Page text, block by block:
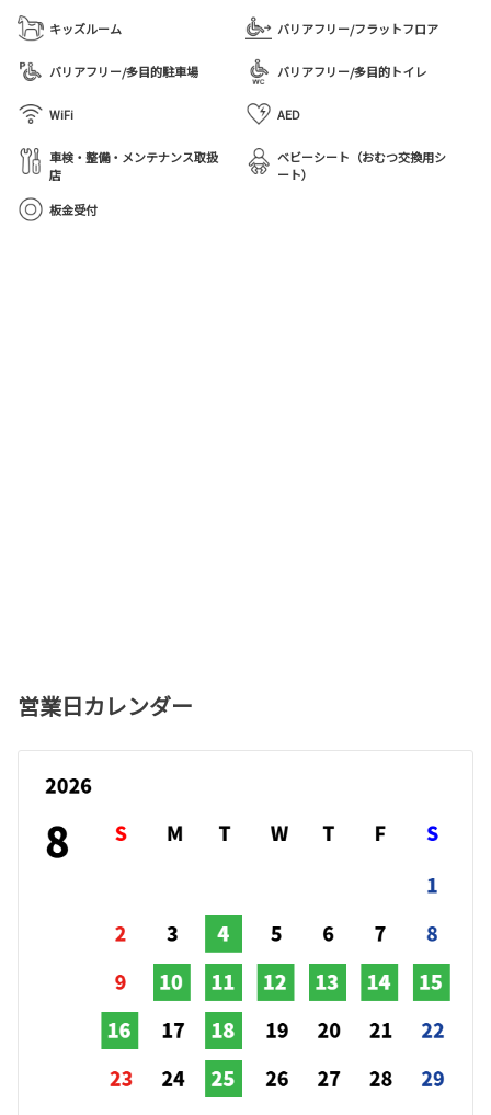
キッズルーム バリアフリー/フラットフロア
バリアフリー/多目的駐車場 バリアフリー/多目的トイレ
WiFi AED
車検・整備・メンテナンス取扱
店
ベビーシート（おむつ交換用シ
ート）
板金受付
営業日カレンダー